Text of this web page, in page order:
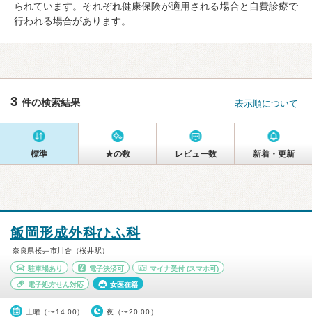
られています。それぞれ健康保険が適用される場合と自費診療で
行われる場合があります。
3 件の検索結果 表示順について
標準 ★の数 レビュー数 新着・更新
飯岡形成外科ひふ科
奈良県桜井市川合（桜井駅）
駐車場あり 電子決済可 マイナ受付 (スマホ可)
電子処方せん対応 女医在籍
土曜（〜14:00） 夜（〜20:00）